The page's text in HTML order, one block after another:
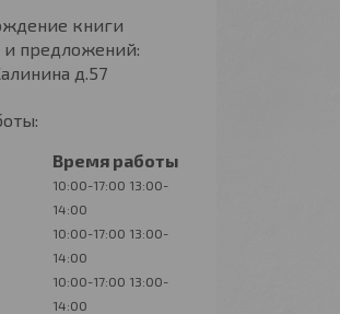
книги
и предложений:
д.57
Время работы
10:00-17:00 13:00-
14:00
10:00-17:00 13:00-
14:00
10:00-17:00 13:00-
14:00